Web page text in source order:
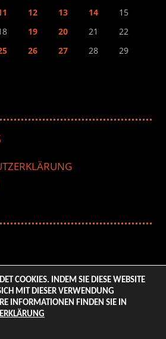
12 13 14
15
19 20 21
22
26 27 28
29
BASE – Life & Style Magazine.
| Based on
COOKIES. INDEM SIE DIESE WEBSITE
MIT DIESER VERWENDUNG
INFORMATIONEN FINDEN SIE IN